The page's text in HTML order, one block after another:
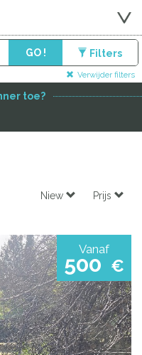
GO ! Filters
Verwijder filters
toe?
Niew
Prijs
Vanaf
500 €